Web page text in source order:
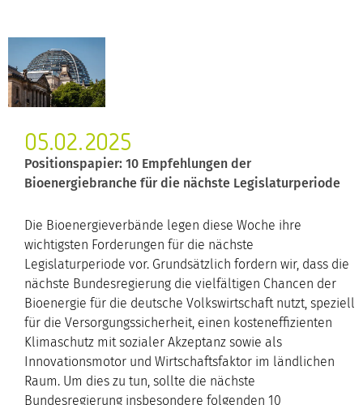
05.02.2025
Positionspapier: 10 Empfehlungen der
Bioenergiebranche für die nächste Legislaturperiode
Die Bioenergieverbände legen diese Woche ihre
wichtigsten Forderungen für die nächste
Legislaturperiode vor. Grundsätzlich fordern wir, dass die
nächste Bundesregierung die vielfältigen Chancen der
Bioenergie für die deutsche Volkswirtschaft nutzt, speziell
für die Versorgungssicherheit, einen kosteneffizienten
Klimaschutz mit sozialer Akzeptanz sowie als
Innovationsmotor und Wirtschaftsfaktor im ländlichen
Raum. Um dies zu tun, sollte die nächste
Bundesregierung insbesondere folgenden 10